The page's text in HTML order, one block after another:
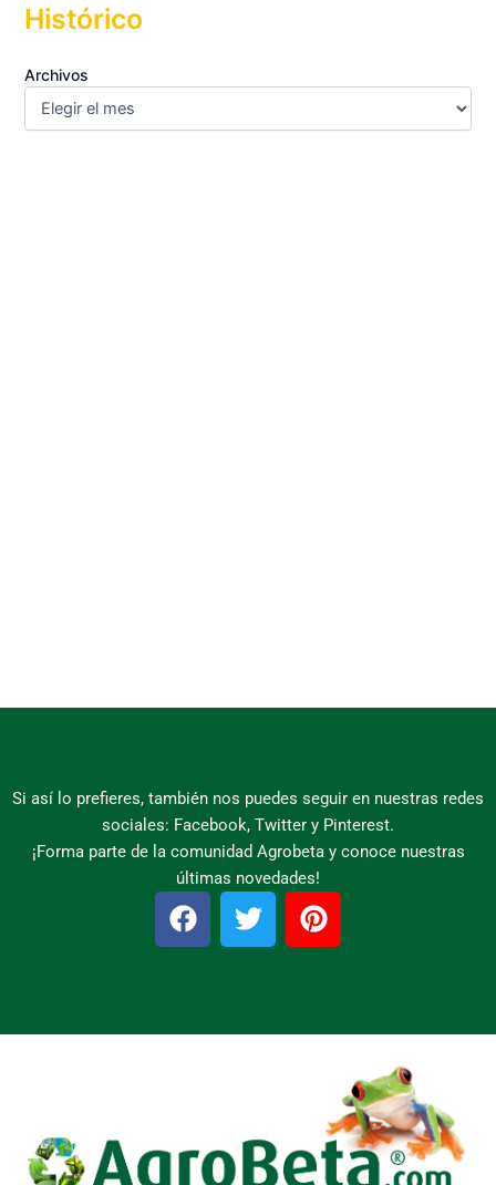
Histórico
Archivos
Si así lo prefieres, también nos puedes seguir en nuestras redes
sociales: Facebook, Twitter y Pinterest.
¡Forma parte de la comunidad Agrobeta y conoce nuestras
últimas novedades!
F
a
o
T
w
e
P
i
r